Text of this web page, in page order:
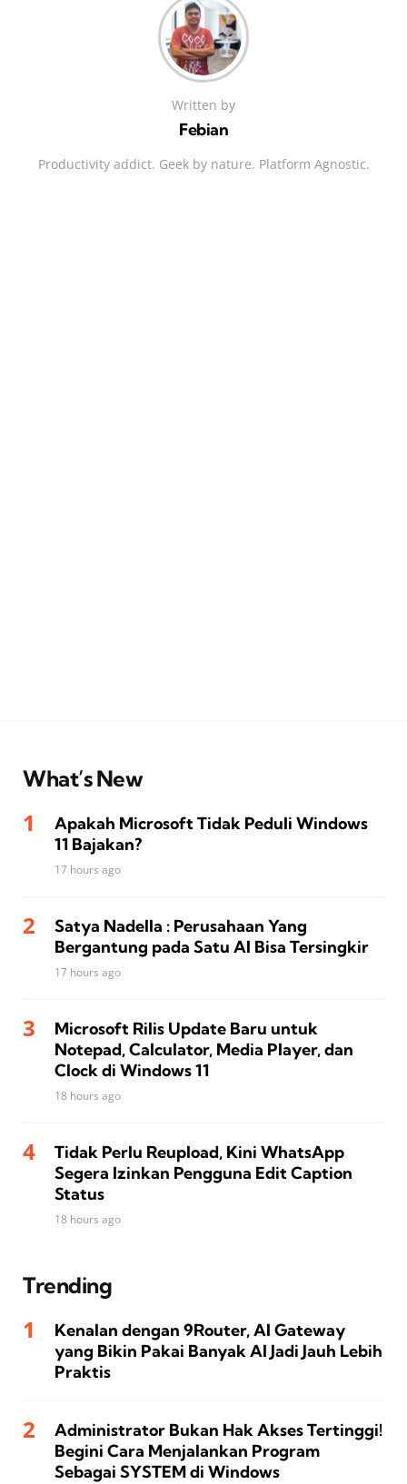
Written by
Febian
Productivity addict. Geek by nature. Platform Agnostic.
What’s New
Apakah Microsoft Tidak Peduli Windows
11 Bajakan?
17 hours ago
Satya Nadella : Perusahaan Yang
Bergantung pada Satu AI Bisa Tersingkir
17 hours ago
Microsoft Rilis Update Baru untuk
Notepad, Calculator, Media Player, dan
Clock di Windows 11
18 hours ago
Tidak Perlu Reupload, Kini WhatsApp
Segera Izinkan Pengguna Edit Caption
Status
18 hours ago
Trending
Kenalan dengan 9Router, AI Gateway
yang Bikin Pakai Banyak AI Jadi Jauh Lebih
Praktis
Administrator Bukan Hak Akses Tertinggi!
Begini Cara Menjalankan Program
Sebagai SYSTEM di Windows